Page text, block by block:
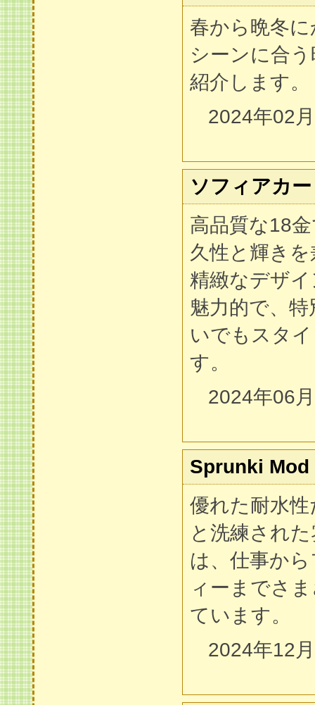
春から晩冬
シーンに合
紹介します。
2024年02
ソフィアカー
高品質な18
久性と輝き
精緻なデザ
魅力的で、
いでもスタ
す。
2024年06
Sprunki Mod
優れた耐水
と洗練され
は、仕事か
ィーまでさ
ています。
2024年12